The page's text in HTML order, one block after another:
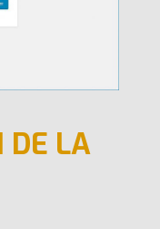
DE LA